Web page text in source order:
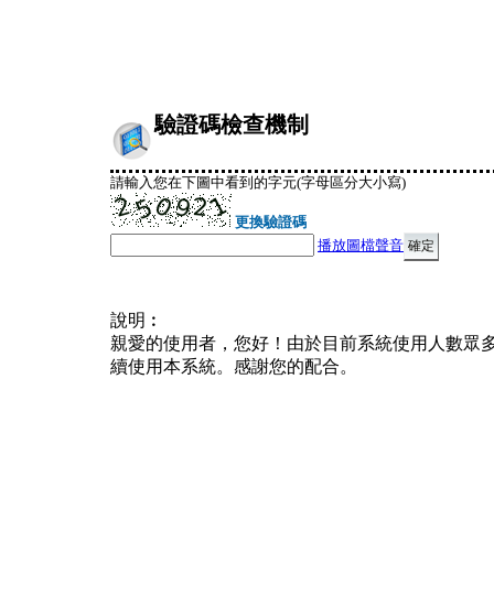
驗證碼檢查機制
請輸入您在下圖中看到的字元(字母區分大小寫)
更換驗證碼
播放圖檔聲音
說明︰
親愛的使用者，您好！由於目前系統使用人數眾
續使用本系統。感謝您的配合。